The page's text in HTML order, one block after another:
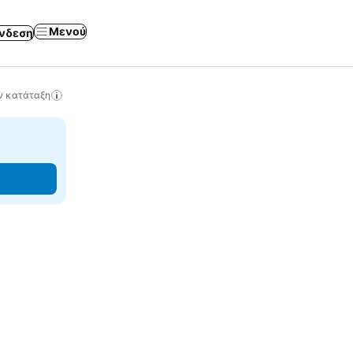
Μενού
κατάταξη